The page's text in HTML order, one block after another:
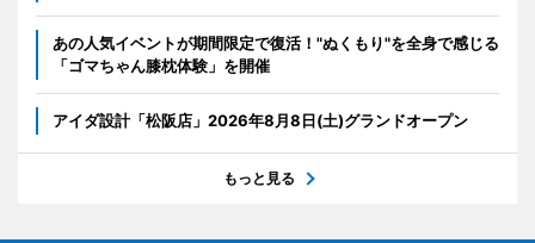
あの人気イベントが期間限定で復活！"ぬくもり"を全身で感じる
「ゴマちゃん膝枕体験」を開催
アイダ設計「松阪店」2026年8月8日(土)グランドオープン
もっと見る